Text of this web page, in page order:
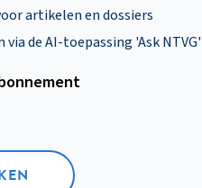
artikelen en dossiers
de AI-toepassing 'Ask NTVG'